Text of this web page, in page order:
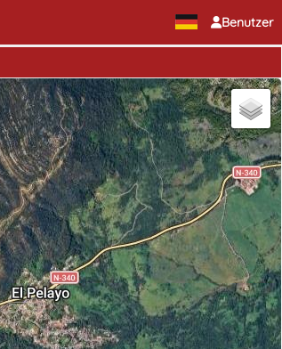
Benutzer